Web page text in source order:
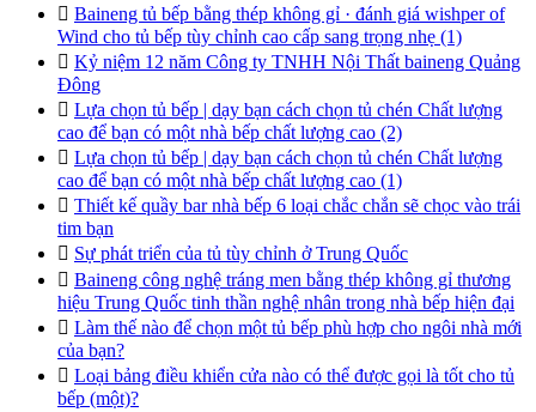
 Baineng tủ bếp bằng thép không gỉ · đánh giá wishper of
Wind cho tủ bếp tùy chỉnh cao cấp sang trọng nhẹ (1)
 Kỷ niệm 12 năm Công ty TNHH Nội Thất baineng Quảng
Đông
 Lựa chọn tủ bếp | dạy bạn cách chọn tủ chén Chất lượng
cao để bạn có một nhà bếp chất lượng cao (2)
 Lựa chọn tủ bếp | dạy bạn cách chọn tủ chén Chất lượng
cao để bạn có một nhà bếp chất lượng cao (1)
 Thiết kế quầy bar nhà bếp 6 loại chắc chắn sẽ chọc vào trái
tim bạn
 Sự phát triển của tủ tùy chỉnh ở Trung Quốc
 Baineng công nghệ tráng men bằng thép không gỉ thương
hiệu Trung Quốc tinh thần nghệ nhân trong nhà bếp hiện đại
 Làm thế nào để chọn một tủ bếp phù hợp cho ngôi nhà mới
của bạn?
 Loại bảng điều khiển cửa nào có thể được gọi là tốt cho tủ
bếp (một)?